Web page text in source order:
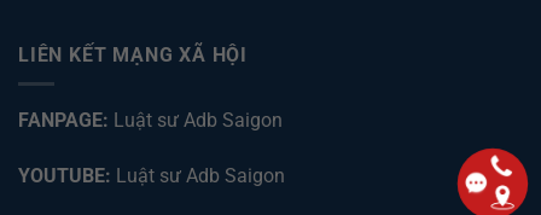
LIÊN KẾT MẠNG XÃ HỘI
FANPAGE: Luật sư Adb Saigon
YOUTUBE: Luật sư Adb Saigon